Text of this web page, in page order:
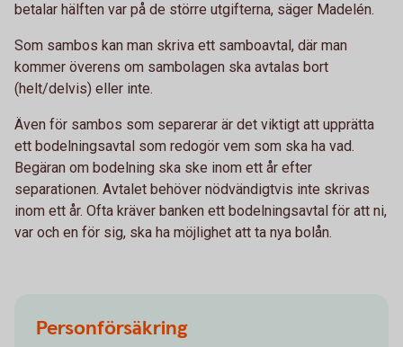
betalar hälften var på de större utgifterna, säger Madelén.
Som sambos kan man skriva ett samboavtal, där man
kommer överens om sambolagen ska avtalas bort
(helt/delvis) eller inte.
Även för sambos som separerar är det viktigt att upprätta
ett bodelningsavtal som redogör vem som ska ha vad.
Begäran om bodelning ska ske inom ett år efter
separationen. Avtalet behöver nödvändigtvis inte skrivas
inom ett år. Ofta kräver banken ett bodelningsavtal för att ni,
var och en för sig, ska ha möjlighet att ta nya bolån.
Personförsäkring